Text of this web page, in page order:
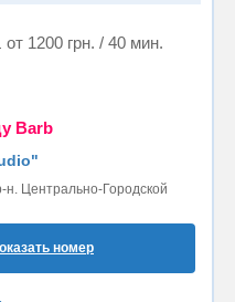
от 1200 грн. / 40 мин.
Barb
н. Центрально-Городской
номер